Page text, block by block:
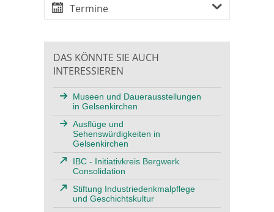
Termine
DAS KÖNNTE SIE AUCH
INTERESSIEREN
Museen und Dauerausstellungen
in Gelsenkirchen
Ausflüge und
Sehenswürdigkeiten in
Gelsenkirchen
IBC - Initiativkreis Bergwerk
Consolidation
Stiftung Industriedenkmalpflege
und Geschichtskultur